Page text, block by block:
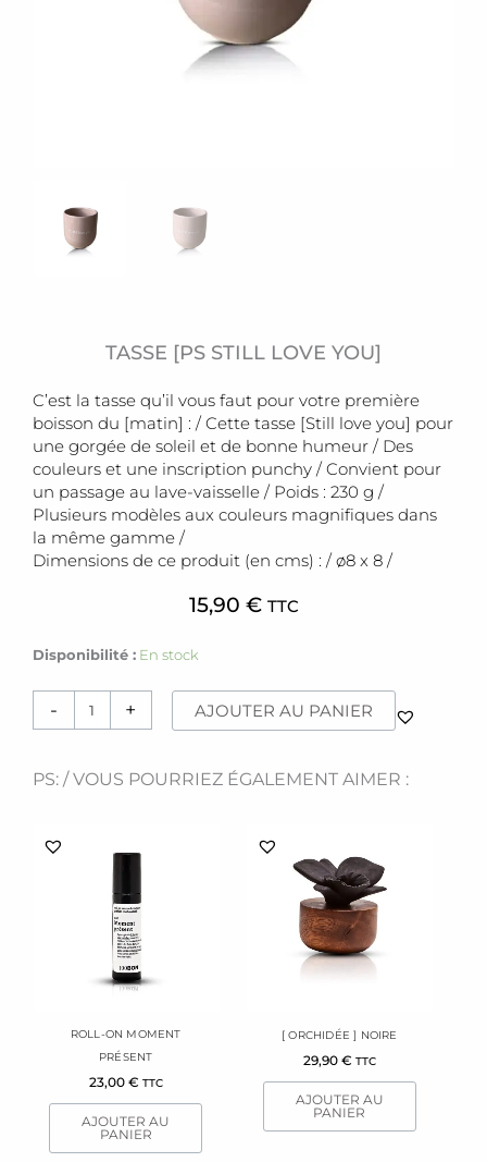
TASSE [PS STILL LOVE YOU]
C’est la tasse qu’il vous faut pour votre première
boisson du [matin] : / Cette tasse [Still love you] pour
une gorgée de soleil et de bonne humeur / Des
couleurs et une inscription punchy / Convient pour
un passage au lave-vaisselle / Poids : 230 g /
Plusieurs modèles aux couleurs magnifiques dans
la même gamme /
Dimensions de ce produit (en cms) : / ø8 x 8 /
15,90 € TTC
Disponibilité : En stock
-
quantité
+ AJOUTER AU PANIER
PS: / VOUS POURRIEZ ÉGALEMENT AIMER :
ROLL-ON MOMENT
PRÉSENT
23,00 € TTC
AJOUTER AU
PANIER
[ ORCHIDÉE ] NOIRE
29,90 € TTC
AJOUTER AU
PANIER